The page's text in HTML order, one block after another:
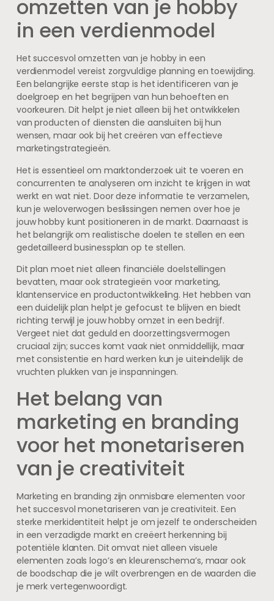
omzetten van je hobby
in een verdienmodel
Het succesvol omzetten van je hobby in een
verdienmodel vereist zorgvuldige planning en toewijding.
Een belangrijke eerste stap is het identificeren van je
doelgroep en het begrijpen van hun behoeften en
voorkeuren. Dit helpt je niet alleen bij het ontwikkelen
van producten of diensten die aansluiten bij hun
wensen, maar ook bij het creëren van effectieve
marketingstrategieën.
Het is essentieel om marktonderzoek uit te voeren en
concurrenten te analyseren om inzicht te krijgen in wat
werkt en wat niet. Door deze informatie te verzamelen,
kun je weloverwogen beslissingen nemen over hoe je
jouw hobby kunt positioneren in de markt. Daarnaast is
het belangrijk om realistische doelen te stellen en een
gedetailleerd businessplan op te stellen.
Dit plan moet niet alleen financiële doelstellingen
bevatten, maar ook strategieën voor marketing,
klantenservice en productontwikkeling. Het hebben van
een duidelijk plan helpt je gefocust te blijven en biedt
richting terwijl je jouw hobby omzet in een bedrijf.
Vergeet niet dat geduld en doorzettingsvermogen
cruciaal zijn; succes komt vaak niet onmiddellijk, maar
met consistentie en hard werken kun je uiteindelijk de
vruchten plukken van je inspanningen.
Het belang van
marketing en branding
voor het monetariseren
van je creativiteit
Marketing en branding zijn onmisbare elementen voor
het succesvol monetariseren van je creativiteit. Een
sterke merkidentiteit helpt je om jezelf te onderscheiden
in een verzadigde markt en creëert herkenning bij
potentiële klanten. Dit omvat niet alleen visuele
elementen zoals logo’s en kleurenschema’s, maar ook
de boodschap die je wilt overbrengen en de waarden die
je merk vertegenwoordigt.